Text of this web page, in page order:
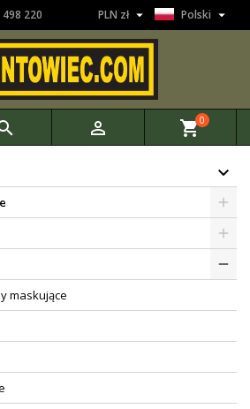
220 Polski 
PLN zł 
 shopping_cart0
maskujące